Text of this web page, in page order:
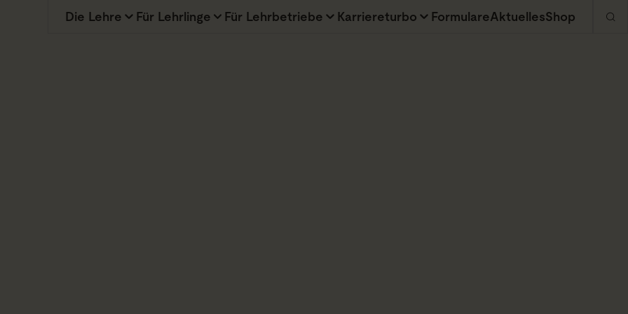
Die Lehre Für Lehrlinge Für Lehrbetriebe Karriereturbo FormulareAktuellesShop